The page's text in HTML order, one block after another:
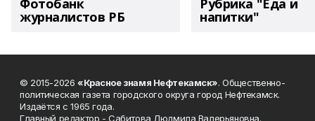
Фотобанк
журналистов РБ
Рубрика "Еда и
напитки"
© 2015-2026 «Красное знамя Нефтекамск». Общественно-
политическая газета городского округа город Нефтекамск.
Издаётся с 1965 года.
Главный редактор - Сабитова Людмила Валерьяновна.